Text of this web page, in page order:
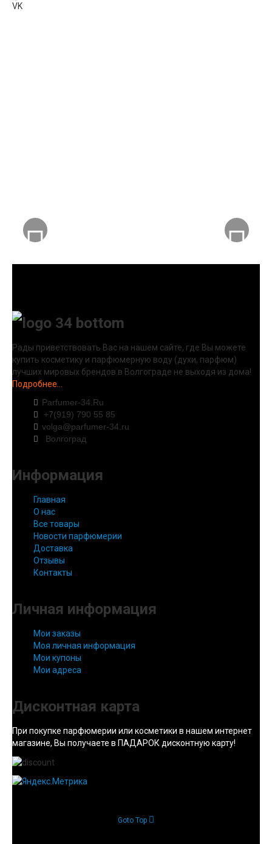
VK
Рады приветствовать Вас на нашем сайте, где Вы можете
купить косметику и парфюмерную воду (духи, парфюм)
лучших мировых брендов в Волгограде не выходя из дома!
Подробнее...
Parfumer-34.Ru
+7(919) 790 55 85
volga@parfumer-34.ru
Волгоград
Информация
Главная
О нас
Все товары
Новости парфюмерии
Доставка
Отзывы
Контакты
Личная информация
Мои заказы
Моя личная информация
Мои купоны
Мои адреса
Дисконтная карта
При покупке парфюмерии или косметики в нашем интернет
магазине, Вы получаете в ПАДАРОК дисконтную карту!
Goto Top